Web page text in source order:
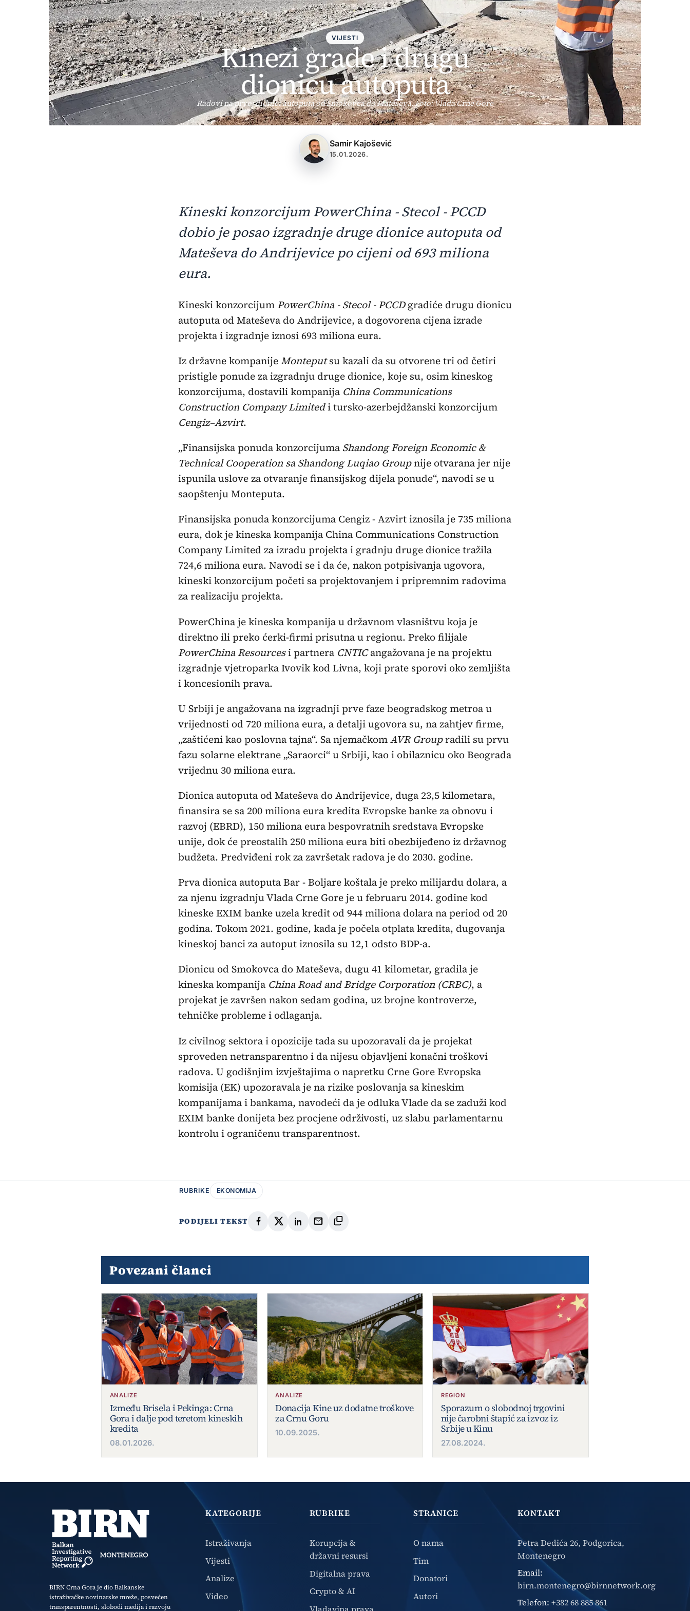
VIJESTI
Kinezi grade i drugu
dionicu autoputa
Radovi na prvoj dionici autoputa od Smokovca do Mateševa. Foto: Vlada Crne Gore
Samir Kajošević
15.01.2026.
Kineski konzorcijum PowerChina - Stecol - PCCD
dobio je posao izgradnje druge dionice autoputa od
Mateševa do Andrijevice po cijeni od 693 miliona
eura.
Kineski konzorcijumPowerChina - Stecol - PCCDgradiće drugu dionicu
autoputa od Mateševa do Andrijevice, a dogovorena cijena izrade
projekta i izgradnje iznosi 693 miliona eura.
Iz državne kompanijeMonteputsu kazali da su otvorene tri od četiri
pristigle ponude za izgradnju druge dionice, koje su, osim kineskog
konzorcijuma, dostavili kompanija China Communications
Construction Company Limitedi tursko-azerbejdžanski konzorcijum
Cengiz–Azvirt.
„Finansijska ponuda konzorcijuma Shandong Foreign Economic &
Technical Cooperation sa Shandong Luqiao Groupnije otvarana jer nije
ispunila uslove za otvaranje finansijskog dijela ponude“, navodi se u
saopštenju Monteputa.
Finansijska ponuda konzorcijuma Cengiz - Azvirt iznosila je 735 miliona
eura, dok je kineska kompanija China Communications Construction
Company Limited za izradu projekta i gradnju druge dionice tražila
724,6 miliona eura. Navodi se i da će, nakon potpisivanja ugovora,
kineski konzorcijum početi sa projektovanjem i pripremnim radovima
za realizaciju projekta.
PowerChina je kineska kompanija u državnom vlasništvu koja je
direktno ili preko ćerki-firmi prisutna u regionu. Preko filijale
PowerChina Resourcesi partnera CNTICangažovana je na projektu
izgradnje vjetroparka Ivovik kod Livna, koji prate sporovi oko zemljišta
i koncesionih prava.
U Srbiji je angažovana na izgradnji prve faze beogradskog metroa u
vrijednosti od 720 miliona eura, a detalji ugovora su, na zahtjev firme,
„zaštićeni kao poslovna tajna“. Sa njemačkomAVR Groupradili su prvu
fazu solarne elektrane „Saraorci“ u Srbiji, kao i obilaznicu oko Beograda
vrijednu 30 miliona eura.
Dionica autoputa od Mateševa do Andrijevice, duga 23,5 kilometara,
finansira se sa 200 miliona eura kredita Evropske banke za obnovu i
razvoj (EBRD), 150 miliona eura bespovratnih sredstava Evropske
unije, dok će preostalih 250 miliona eura biti obezbijeđeno iz državnog
budžeta. Predviđeni rok za završetak radova je do 2030. godine.
Prva dionica autoputa Bar - Boljare koštala je preko milijardu dolara, a
za njenu izgradnju Vlada Crne Gore je u februaru 2014. godine kod
kineske EXIM banke uzela kredit od 944 miliona dolara na period od 20
godina. Tokom 2021. godine, kada je počela otplata kredita, dugovanja
kineskoj banci za autoput iznosila su 12,1 odsto BDP-a.
Dionicu od Smokovca do Mateševa, dugu 41 kilometar, gradila je
kineska kompanija China Road and Bridge Corporation (CRBC), a
projekat je završen nakon sedam godina, uz brojne kontroverze,
tehničke probleme i odlaganja.
Iz civilnog sektora i opozicije tada su upozoravali da je projekat
sproveden netransparentno i da nijesu objavljeni konačni troškovi
radova. U godišnjim izvještajima o napretku Crne Gore Evropska
komisija (EK) upozoravala je na rizike poslovanja sa kineskim
kompanijama i bankama, navodeći da je odluka Vlade da se zaduži kod
EXIM banke donijeta bez procjene održivosti, uz slabu parlamentarnu
kontrolu i ograničenu transparentnost.
RUBRIKE EKONOMIJA
PODIJELI TEKST
Povezani članci
ANALIZE
Između Brisela i Pekinga: Crna
Gora i dalje pod teretom kineskih
kredita
08.01.2026.
ANALIZE
Donacija Kine uz dodatne troškove
za Crnu Goru
10.09.2025.
REGION
Sporazum o slobodnoj trgovini
nije čarobni štapić za izvoz iz
Srbije u Kinu
27.08.2024.
BIRN Crna Gora je dio Balkanske
istraživačke novinarske mreže, posvećen
transparentnosti, slobodi medija i razvoju
KATEGORIJE
Istraživanja
Vijesti
Analize
Video
RUBRIKE
Korupcija &
državni resursi
Digitalna prava
Crypto & AI
STRANICE
O nama
Tim
Donatori
Autori
KONTAKT
Petra Dedića 26, Podgorica,
Montenegro
Email:
birn.montenegro@birnnetwork.org
Telefon: +382 68 885 861